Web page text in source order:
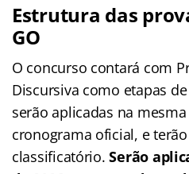
Estrutura das
GO
O concurso contará com
Discursiva como etapas
serão aplicadas na
cronograma oficial, e
classificatório.Serão